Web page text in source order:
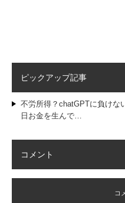
ピックアップ記事
不労所得？chatGPTに負けな
日お金を生んで…
コメント
コ